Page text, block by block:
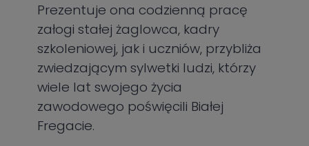
Prezentuje ona codzienną pracę
załogi stałej żaglowca, kadry
szkoleniowej, jak i uczniów, przybliża
zwiedzającym sylwetki ludzi, którzy
wiele lat swojego życia
zawodowego poświęcili Białej
Fregacie.